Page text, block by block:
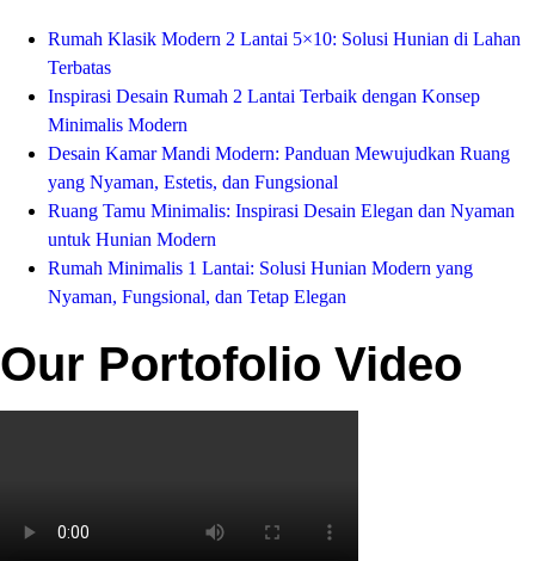
Rumah Klasik Modern 2 Lantai 5×10: Solusi Hunian di Lahan
Terbatas
Inspirasi Desain Rumah 2 Lantai Terbaik dengan Konsep
Minimalis Modern
Desain Kamar Mandi Modern: Panduan Mewujudkan Ruang
yang Nyaman, Estetis, dan Fungsional
Ruang Tamu Minimalis: Inspirasi Desain Elegan dan Nyaman
untuk Hunian Modern
Rumah Minimalis 1 Lantai: Solusi Hunian Modern yang
Nyaman, Fungsional, dan Tetap Elegan
Our Portofolio Video